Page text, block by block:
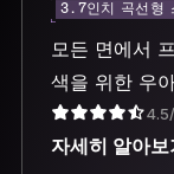
3.7인치 곡선형
모든 면에서
색을 위한 우
자세히 알아보